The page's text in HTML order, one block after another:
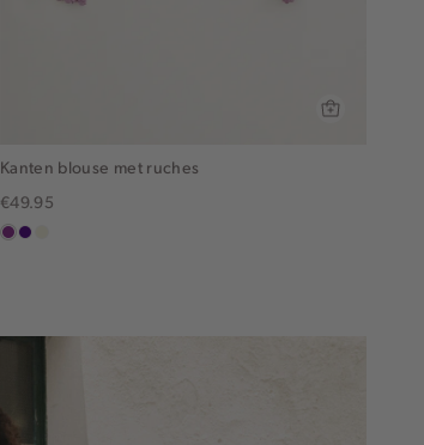
Kanten blouse met ruches
€49.95
middenpaars
indigo